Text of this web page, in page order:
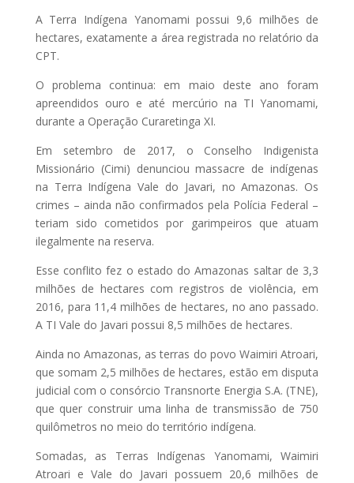
A Terra Indígena Yanomami possui 9,6 milhões de
hectares, exatamente a área registrada no relatório da
CPT.
O problema continua: em maio deste ano foram
apreendidos ouro e até mercúrio na TI Yanomami,
durante a Operação Curaretinga XI.
Em setembro de 2017, o Conselho Indigenista
Missionário (Cimi) denunciou massacre de indígenas
na Terra Indígena Vale do Javari, no Amazonas. Os
crimes – ainda não confirmados pela Polícia Federal –
teriam sido cometidos por garimpeiros que atuam
ilegalmente na reserva.
Esse conflito fez o estado do Amazonas saltar de 3,3
milhões de hectares com registros de violência, em
2016, para 11,4 milhões de hectares, no ano passado.
A TI Vale do Javari possui 8,5 milhões de hectares.
Ainda no Amazonas, as terras do povo Waimiri Atroari,
que somam 2,5 milhões de hectares, estão em disputa
judicial com o consórcio Transnorte Energia S.A. (TNE),
que quer construir uma linha de transmissão de 750
quilômetros no meio do território indígena.
Somadas, as Terras Indígenas Yanomami, Waimiri
Atroari e Vale do Javari possuem 20,6 milhões de